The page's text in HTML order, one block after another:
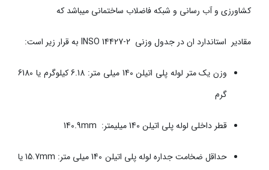
کشاورزی و آب رسانی و شبکه فاضلاب ساختمانی می­باشد که
مقادیر استاندارد ان در جدول وزنی INSO 14427-2 به قرار زیر است:
وزن یک متر لوله پلی اتیلن 140 میلی متر: 6.18 کیلوگرم یا 6180
گرم
قطر داخلی لوله پلی اتیلن 140 میلیمتر: 140.9mm
حداقل ضخامت جداره لوله پلی اتیلن 140 میلی متر: 15.7mmیا